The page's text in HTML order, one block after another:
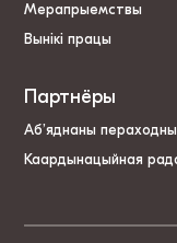
Мерапрыемствы
Вынікі працы
Партнёры
Аб’яднаны пераходны
Каардынацыйная